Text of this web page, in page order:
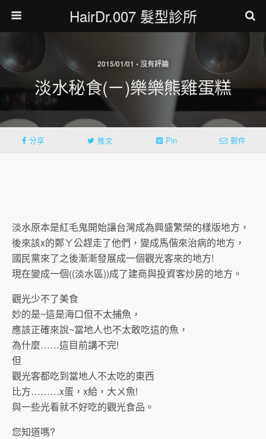
HairDr.007 髮型診所
2015/01/01 • 沒有評論
淡水秘食(ㄧ)樂樂熊雞蛋糕
分享 推文 Pin 郵件
淡水原本是紅毛鬼開始讓台灣成為興盛繁榮的樣版地方，
後來該x的鄭ㄚ公趕走了他們，變成馬偕來治病的地方，
國民黨來了之後漸漸發展成一個觀光客來的地方!
現在變成一個((淡水區))成了建商與投資客炒房的地方。
觀光少不了美食
妙的是~這是海口但不太捕魚，
應該正確來說~當地人也不太敢吃這的魚，
為什麼……這目前講不完!
但
觀光客都吃到當地人不太吃的東西
比方………x蛋，x給，大ㄨ魚!
與一些光看就不好吃的觀光食品。
您知道嗎?